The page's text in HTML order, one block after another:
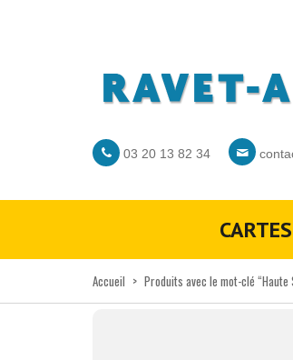
03 20 13 82 34
Accueil > Produits avec le mot-clé “Haute